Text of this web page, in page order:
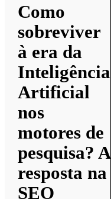
Como
sobreviver
à era da
Inteligência
Artificial
nos
motores de
pesquisa? A
resposta na
SEO